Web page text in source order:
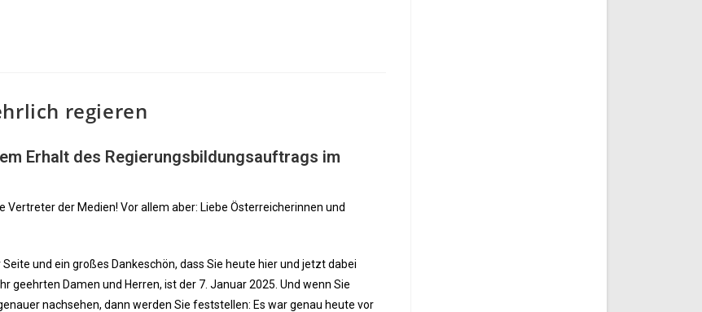
regieren
Erhalt des Regierungsbildungsauftrags im
der Medien! Vor allem aber: Liebe Österreicherinnen und
und ein großes Dankeschön, dass Sie heute hier und jetzt dabei
geehrten Damen und Herren, ist der 7. Januar 2025. Und wenn Sie
nachsehen, dann werden Sie feststellen: Es war genau heute vor